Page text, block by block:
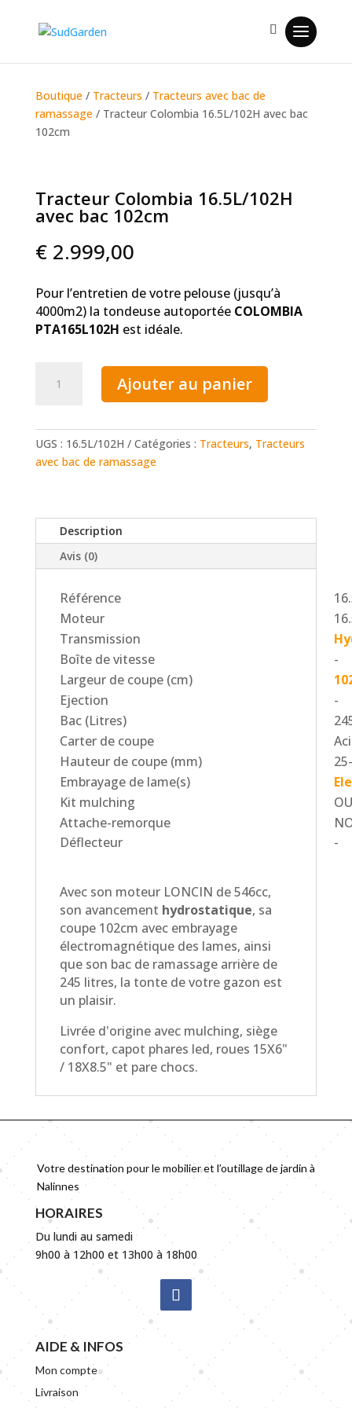
Boutique/ Tracteurs / Tracteurs avec bac de
ramassage/ Tracteur Colombia 16.5L/102H avec bac
102cm
Tracteur Colombia 16.5L/102H
avec bac 102cm
€2.999,00
Pour l’entretien de votre pelouse (jusqu’à
4000m2) la tondeuse autoportée COLOMBIA
PTA165L102H est idéale.
16.5L/102H
avec
Ajouter au panier
UGS : 16.5L/102H Catégories : Tracteurs, Tracteurs
avec bac de ramassage
Description
Avis (0)
Référence
Moteur
Transmission
Boîte de vitesse
-
Largeur de coupe (cm)
Ejection
-
Bac (Litres)
Carter de coupe
Hauteur de coupe (mm)
Embrayage de lame(s)
Kit mulching
Attache-remorque
Déflecteur
-
Avec son moteur LONCIN de 546cc,
son avancement hydrostatique, sa
coupe 102cm avec embrayage
électromagnétique des lames, ainsi
que son bac de ramassage arrière de
245 litres, la tonte de votre gazon est
un plaisir.
Livrée d'origine avec mulching, siège
confort, capot phares led, roues 15X6"
/ 18X8.5" et pare chocs.
Votre destination pour le mobilier et l’outillage de jardin à
Nalinnes
HORAIRES
Du lundi au samedi
9h00 à 12h00 et 13h00 à 18h00
AIDE & INFOS
Mon compte
Livraison